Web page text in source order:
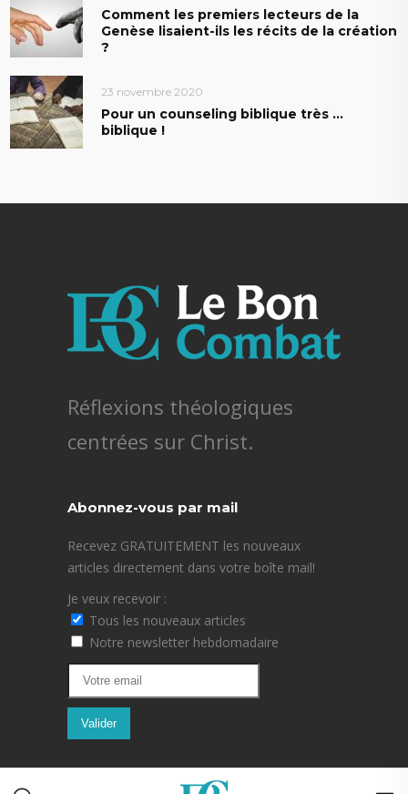
Comment les premiers lecteurs de la
Genèse lisaient-ils les récits de la création
?
23 novembre 2020
Pour un counseling biblique très …
biblique !
Réflexions théologiques
centrées sur Christ.
Abonnez-vous par mail
Recevez GRATUITEMENT les nouveaux
articles directement dans votre boîte mail!
Je veux recevoir :
Tous les nouveaux articles
Notre newsletter hebdomadaire